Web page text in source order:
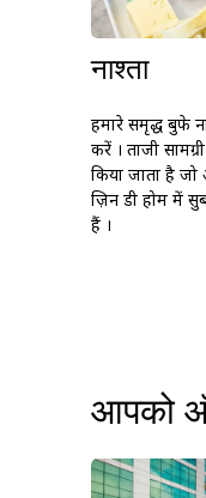
नाश्ता
हमारे समृद्ध बुफे
करें । ताजी
किया जाता है
ज़िन डी होम में
हैं ।
आपको